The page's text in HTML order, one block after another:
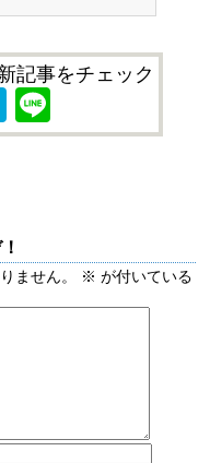
記事をチェック
Hatena
ません。 ※ が付いている